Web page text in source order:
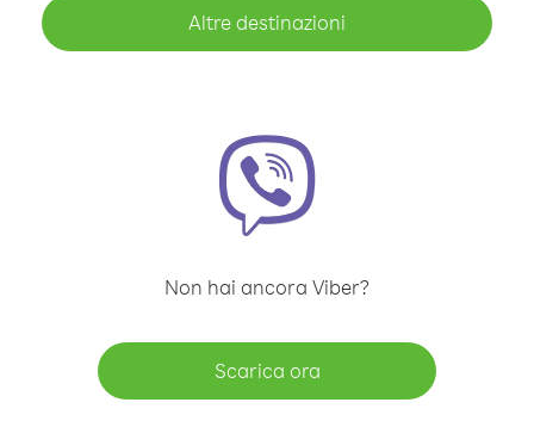
Altre destinazioni
Non hai ancora Viber?
Scarica ora